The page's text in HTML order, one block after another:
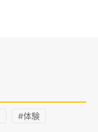
#体験